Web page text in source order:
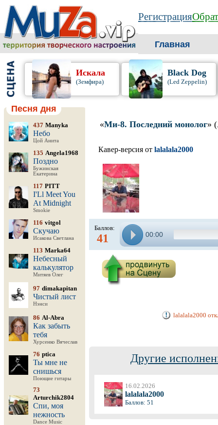
Регистрация
Главная
Искала
(Земфира)
Black Dog
(Led Zeppelin)
Песня дня
437 Manyka
Небо
Цой Анита
135 Angela1968
Поздно
Бужинская
Екатерина
117 PITT
I'Ll Meet You
At Midnight
Smokie
116 vitgol
Скучаю
Исакова Светлана
113 Marka64
Небесный
калькулятор
Митяев Олег
97 dimakapitan
Чистый лист
Нэнси
86 Al-Abra
Как забыть
тебя
Хурсенко Вячеслав
76 ptica
Ты мне не
снишься
Поющие гитары
73
Arturchik2804
Спи, моя
нежность
Dance Music
«Ми-8. Последний монолог»
Кавер-версия от lalalala2000
Баллов:
41 00:00
lalalala2000
Другие
16.02.2026
lalalala2000
Баллов: 51